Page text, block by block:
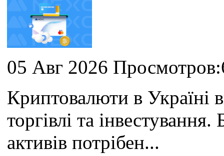
05 Авг 2026
Криптовалюти в Україні
торгівлі та
активів потрібен...